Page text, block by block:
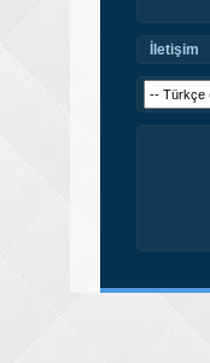
İletişim